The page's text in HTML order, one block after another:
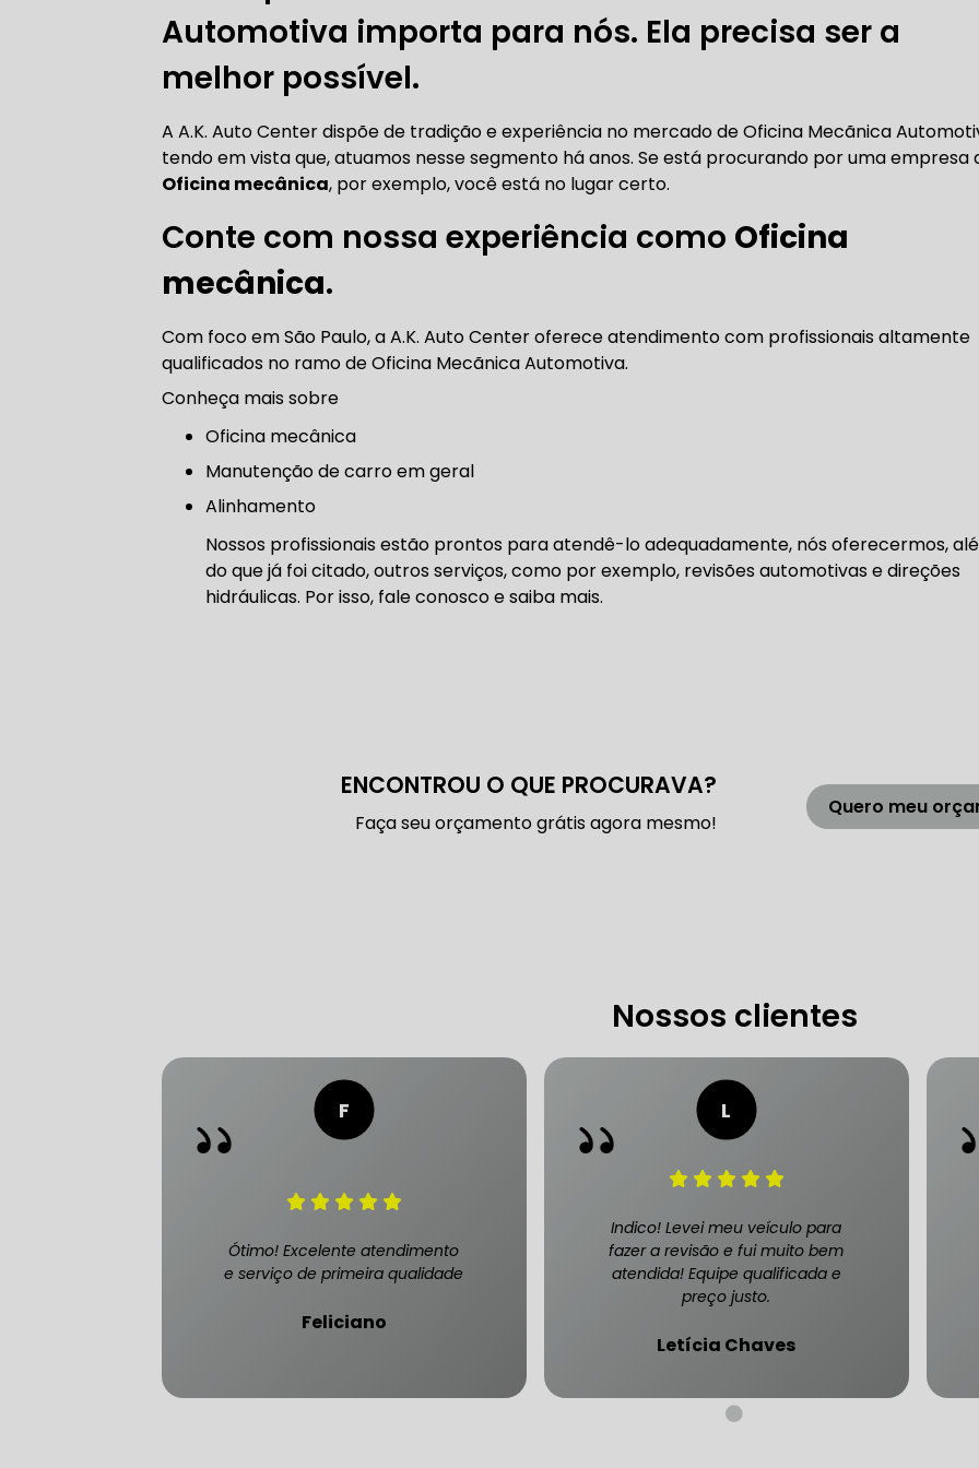
CORREIA DENTADA BMW CORREIA DENTADA MANUTENÇÃO
CORREIA DENTADA CARRO CORREIA DENTADA SÃO PAULO
DIREÇÃO HIDRÁULICA E ELÉTRICA MANUTENÇÃO CONSERTO
DIREÇÃO HIDRÁULICA MANUTENÇÃO DIREÇÃO HIDRÁULICA SÃO
FREIO DO CARRO SÃO PAULO FREIO DO CARRO ZONA SUL
MANUTENÇÃO DE BLINDADOS
OFICINA MECÂNICA COMPLETA PARA BLINDADOS
MECÂNICO PARA CONSERTO DE CARRO BLINDADO
MECÂNICO PARA CARROS BLINDADOS DE LUXO
OFICINA QUE
MECÂNICO PARA SUSPENSÃO DE CARRO BLINDADO
OFICINA MECÂNICA DE AUTOMÓVEIS BLINDADOS
Automotiva importa para nós. Ela precisa ser a
melhor possível.
A A.K. Auto Center dispõe de tradição e experiência no mercado de Oficina Mecãnica
tendo em vista que, atuamos nesse segmento há anos. Se está procurando por uma empresa
Oficina mecânica, por exemplo, você está no lugar certo.
Conte com nossa experiência como Oficina
mecânica.
Com foco em São Paulo, a A.K. Auto Center oferece atendimento com profissionais altamente
qualificados no ramo de Oficina Mecãnica Automotiva.
Conheça mais sobre
Oficina mecânica
manutenção de carro em geral
Alinhamento
Nossos profissionais estão prontos para atendê-lo adequadamente, nós oferecermos,
do que já foi citado, outros serviços, como por exemplo, revisões automotivas e direções
hidráulicas. Por isso, fale conosco e saiba mais.
ENCONTROU O QUE PROCURAVA?
Faça seu orçamento grátis agora mesmo!
Quero meu
Nossos clientes
Ótimo! Excelente atendimento
e serviço de primeira qualidade
Feliciano
Indico! Levei meu veículo para
fazer a revisão e fui muito bem
atendida! Equipe qualificada e
preço justo.
Letícia Chaves